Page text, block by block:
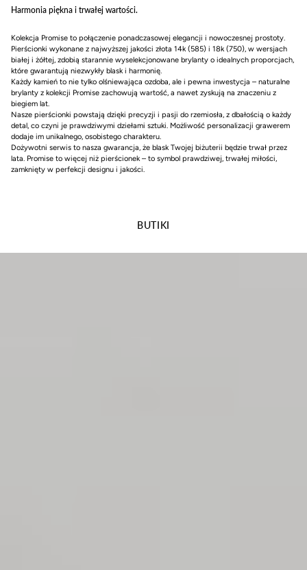
Harmonia piękna i trwałej wartości.
Kolekcja Promise to połączenie ponadczasowej elegancji i nowoczesnej prostoty.
Pierścionki wykonane z najwyższej jakości złota 14k (585) i 18k (750), w wersjach
białej i żółtej, zdobią starannie wyselekcjonowane brylanty o idealnych proporcjach,
które gwarantują niezwykły blask i harmonię.
Każdy kamień to nie tylko olśniewająca ozdoba, ale i pewna inwestycja – naturalne
brylanty z kolekcji Promise zachowują wartość, a nawet zyskują na znaczeniu z
biegiem lat.
Nasze pierścionki powstają dzięki precyzji i pasji do rzemiosła, z dbałością o każdy
detal, co czyni je prawdziwymi dziełami sztuki. Możliwość personalizacji grawerem
dodaje im unikalnego, osobistego charakteru.
Dożywotni serwis to nasza gwarancja, że blask Twojej biżuterii będzie trwał przez
lata. Promise to więcej niż pierścionek – to symbol prawdziwej, trwałej miłości,
zamknięty w perfekcji designu i jakości.
BUTIKI